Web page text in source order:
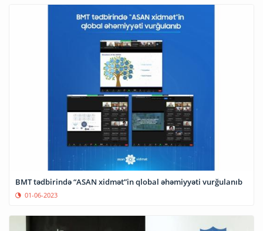
BMT tədbirində “ASAN xidmət”in qlobal əhəmiyyəti vurğulanıb
01-06-2023